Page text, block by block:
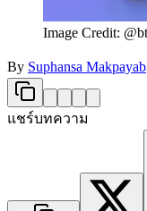
Image Credit:
By Suphansa Makpayab
แชร์บทความ